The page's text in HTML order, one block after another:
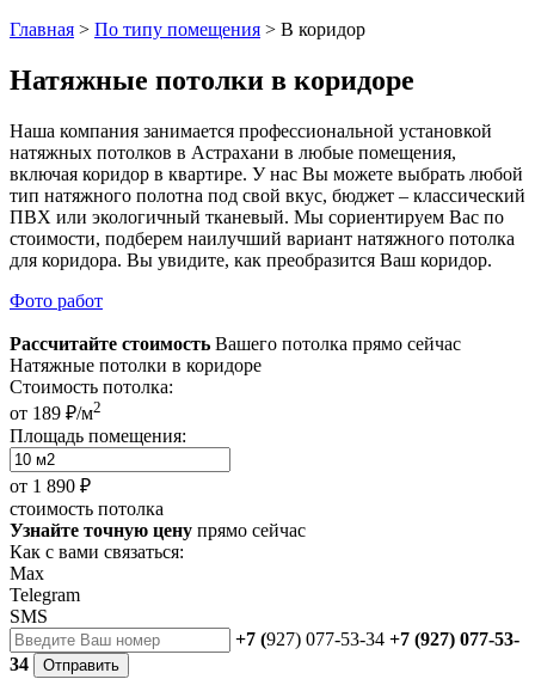
Главная > По типу помещения > В коридор
Натяжные потолки в коридоре
Наша компания занимается профессиональной установкой
натяжных потолков в Астрахани в любые помещения,
включая коридор в квартире. У нас Вы можете выбрать любой
тип натяжного полотна под свой вкус, бюджет – классический
ПВХ или экологичный тканевый. Мы сориентируем Вас по
стоимости, подберем наилучший вариант натяжного потолка
для коридора. Вы увидите, как преобразится Ваш коридор.
Фото работ
Рассчитайте стоимость Вашего потолка прямо сейчас
Натяжные потолки в коридоре
Стоимость потолка:
от 189 ₽/м2
Площадь помещения:
от 1 890 ₽
стоимость потолка
Узнайте точную цену прямо сейчас
Как с вами связаться:
Max
Telegram
SMS
+7 (927) 077-53-34 +7 (927) 077-53-
34
Отправить